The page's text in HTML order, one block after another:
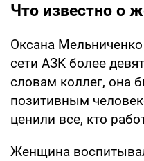
Что известно о
Оксана
сети АЗК более
словам коллег, она
позитивным
ценили все, кто
Женщина